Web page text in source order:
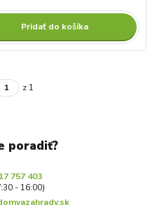
Pridať do košíka
z 1
poradiť?
757 403
- 16:00)